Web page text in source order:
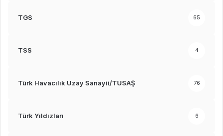
TGS 65
TSS 4
Türk Havacılık Uzay Sanayii/TUSAŞ 76
Türk Yıldızları 6